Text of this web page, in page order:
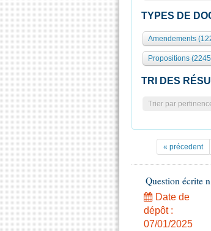
TYPES DE
Amendements
Propositions
TRI DES
Trier par
« précedent
Question écrite
Date de
dépôt :
07/01/2025